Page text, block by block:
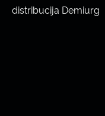
distribucija Demiurg